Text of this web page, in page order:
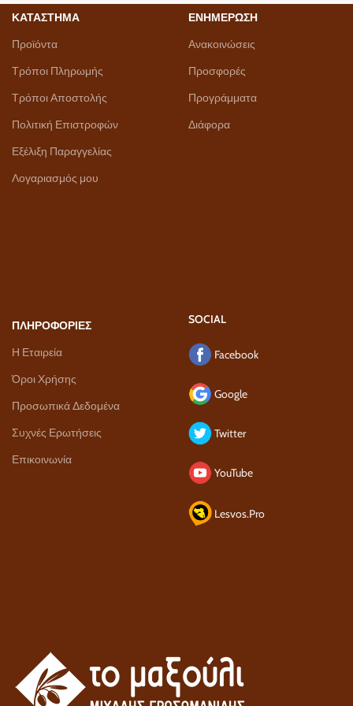
ΚΑΤΑΣΤΗΜΑ
Προϊόντα
Τρόποι Πληρωμής
Τρόποι Αποστολής
Πολιτική Επιστροφών
Εξέλιξη Παραγγελίας
Λογαριασμός μου
ΕΝΗΜΕΡΩΣΗ
Ανακοινώσεις
Προσφορές
Προγράμματα
Διάφορα
ΠΛΗΡΟΦΟΡΙΕΣ
Η Εταιρεία
Όροι Χρήσης
Προσωπικά Δεδομένα
Συχνές Ερωτήσεις
Επικοινωνία
SOCIAL
Facebook
Google
Twitter
YouTube
Lesvos.Pro